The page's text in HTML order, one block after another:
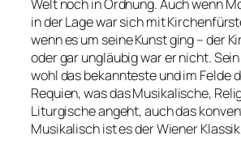
Welt noch in Ordnung. Auch wenn
in der Lage war sich mit
wenn es um seine Kunst ging – der
oder gar ungläubig war er nicht.
wohl das bekannteste und im Felde
Requien, was das Musikalische,
Liturgische angeht, auch das
Musikalisch ist es der Wiener